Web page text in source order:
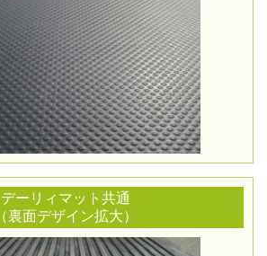
デーリィマット共通
（裏面デザイン拡大）